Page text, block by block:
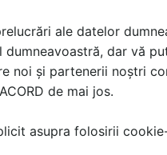
ca nu poate invata
ale datelor
dar vă
noi și partenerii noștri
de mai jos.
asupra folosirii